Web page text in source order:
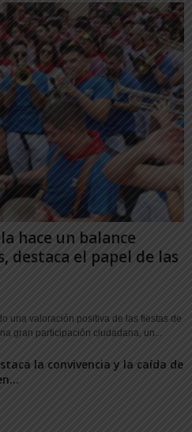
hace un balance
destaca el papel de las
una valoración positiva de las fiestas de
gran participación ciudadana, un...
la convivencia y la caída de